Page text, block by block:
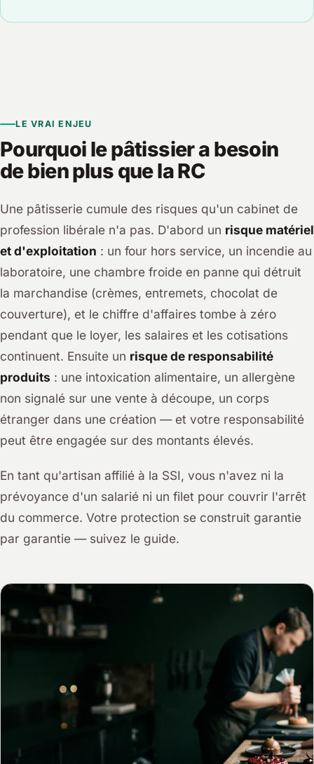
LE VRAI ENJEU
Pourquoi le pâtissier a besoin
de bien plus que la RC
Une pâtisserie cumule des risques qu'un cabinet de
profession libérale n'a pas. D'abord un risque matériel
et d'exploitation : un four hors service, un incendie au
laboratoire, une chambre froide en panne qui détruit
la marchandise (crèmes, entremets, chocolat de
couverture), et le chiffre d'affaires tombe à zéro
pendant que le loyer, les salaires et les cotisations
continuent. Ensuite un risque de responsabilité
produits : une intoxication alimentaire, un allergène
non signalé sur une vente à découpe, un corps
étranger dans une création — et votre responsabilité
peut être engagée sur des montants élevés.
En tant qu'artisan affilié à la SSI, vous n'avez ni la
prévoyance d'un salarié ni un filet pour couvrir l'arrêt
du commerce. Votre protection se construit garantie
par garantie — suivez le guide.